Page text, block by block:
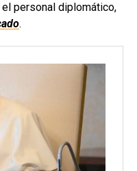
personal diplomático,
.